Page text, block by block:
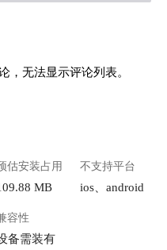
，无法显示评论列表。
估安装占用
MB
不支持平台
ios、android
容性
备需装有